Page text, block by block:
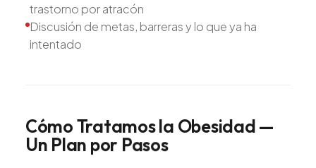
trastorno por atracón
Discusión de metas, barreras y lo que ya ha
intentado
CómoTratamosla Obesidad—
Un Plan por Pasos